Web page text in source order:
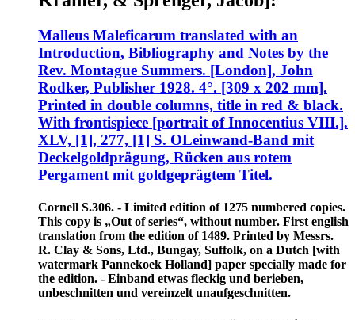
Malleus Maleficarum translated with an
Introduction, Bibliography and Notes by the
Rev. Montague Summers. [London], John
Rodker, Publisher 1928. 4°. [309 x 202 mm].
Printed in double columns, title in red & black.
With frontispiece [portrait of Innocentius VIII.].
XLV, [1], 277, [1] S. OLeinwand-Band mit
Deckelgoldprägung, Rücken aus rotem
Pergament mit goldgeprägtem Titel.
Cornell S.306. - Limited edition of 1275 numbered copies.
This copy is „Out of series“, without number. First english
translation from the edition of 1489. Printed by Messrs.
R. Clay & Sons, Ltd., Bungay, Suffolk, on a Dutch [with
watermark Pannekoek Holland] paper specially made for
the edition. - Einband etwas fleckig und berieben,
unbeschnitten und vereinzelt unaufgeschnitten.